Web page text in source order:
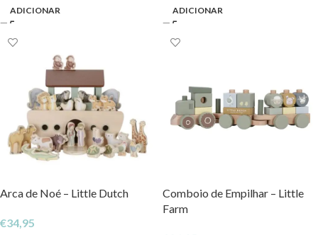
ADICIONAR ADICIONAR
Arca de Noé – Little Dutch
€34,95
Comboio de Empilhar – Little
Farm